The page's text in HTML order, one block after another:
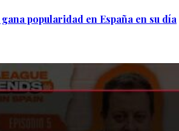
popularidad en España en su día